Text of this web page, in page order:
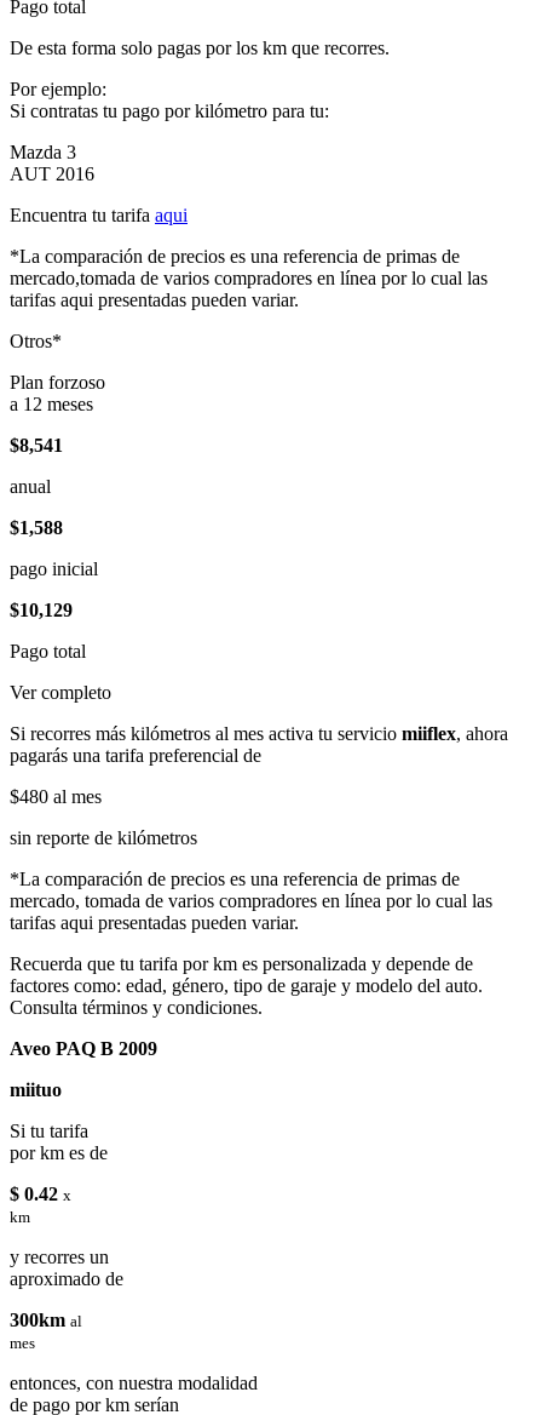
Pago total
De esta forma solo pagas por los km que recorres.
Por ejemplo:
Si contratas tu pago por kilómetro para tu:
Mazda 3
AUT 2016
Encuentra tu tarifa aqui
*La comparación de precios es una referencia de primas de
mercado,tomada de varios compradores en línea por lo cual las
tarifas aqui presentadas pueden variar.
Otros*
Plan forzoso
a 12 meses
$8,541
anual
$1,588
pago inicial
$10,129
Pago total
Ver completo
Si recorres más kilómetros al mes activa tu servicio miiflex, ahora
pagarás una tarifa preferencial de
$480 al mes
sin reporte de kilómetros
*La comparación de precios es una referencia de primas de
mercado, tomada de varios compradores en línea por lo cual las
tarifas aqui presentadas pueden variar.
Recuerda que tu tarifa por km es personalizada y depende de
factores como: edad, género, tipo de garaje y modelo del auto.
Consulta términos y condiciones.
Aveo PAQ B 2009
miituo
Si tu tarifa
por km es de
$ 0.42 x
km
y recorres un
aproximado de
300km al
mes
entonces, con nuestra modalidad
de pago por km serían